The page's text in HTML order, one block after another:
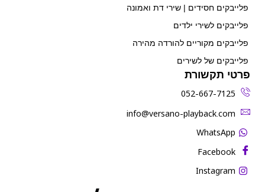
פלייבקים חסידים | שירי דת ואמונה
פלייבקים לשירי ילדים
פלייבקים מקוריים להורדה מהירה
פלייבקים של לשירים
פרטי תקשורת
052-667-7125
‫info@versano-playback.com‬
WhatsApp
Facebook
Instagram